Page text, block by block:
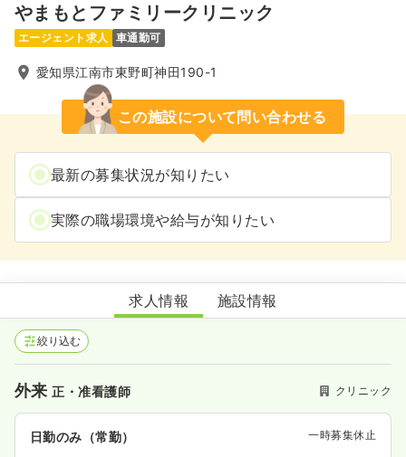
やまもとファミリークリニック
エージェント求人 車通勤可
愛知県江南市東野町神田190-1
この施設について問い合わせる
最新の募集状況が知りたい
実際の職場環境や給与が知りたい
やまもとファミリークリニック
求人情報 施設情報
絞り込む
外来正・准看護師 クリニック
日勤のみ（常勤） 一時募集休止